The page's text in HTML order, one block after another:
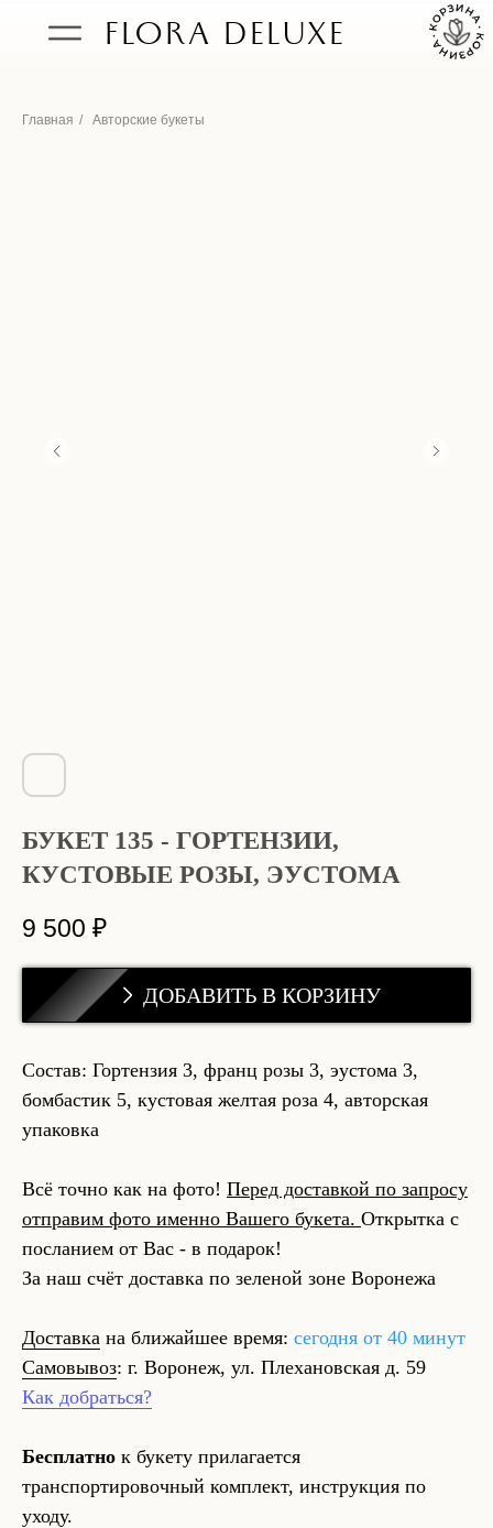
FLORA DELUXE
Главная / Авторские букеты
БУКЕТ 135 - ГОРТЕНЗИИ,
КУСТОВЫЕ РОЗЫ, ЭУСТОМА
9 500 ₽
ДОБАВИТЬ В КОРЗИНУ
Состав: Гортензия 3, франц розы 3, эустома 3,
бомбастик 5, кустовая желтая роза 4, авторская
упаковка
Всё точно как на фото! Перед доставкой по запросу
отправим фото именно Вашего букета. Открытка с
посланием от Вас - в подарок!
За наш счёт доставка по зеленой зоне Воронежа
Доставка на ближайшее время: сегодня от 40 минут
Самовывоз: г. Воронеж, ул. Плехановская д. 59
Как добраться?
Бесплатно к букету прилагается
транспортировочный комплект, инструкция по
уходу.